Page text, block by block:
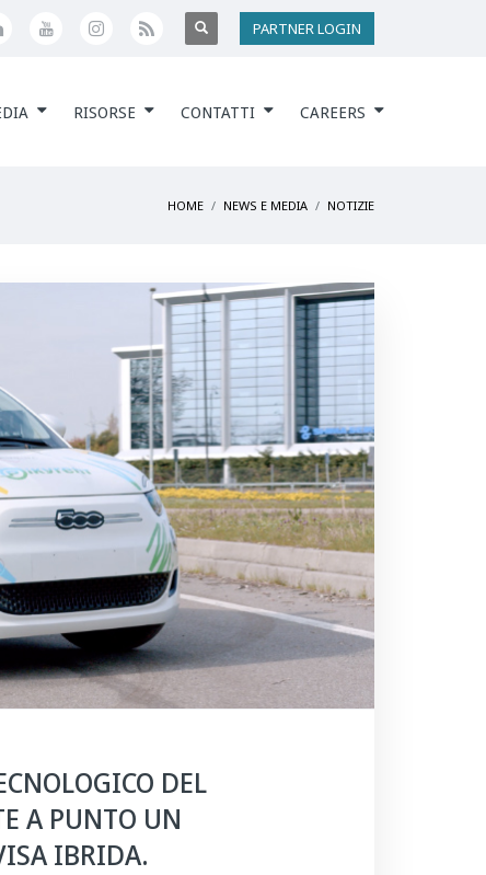
PARTNER LOGIN
RISORSE CONTATTI CAREERS
HOME NEWS E MEDIA NOTIZIE
DEL
A PUNTO UN
IBRIDA.